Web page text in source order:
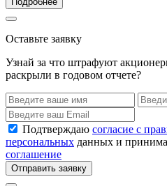
Оставьте заявку
Узнай за что штрафуют
раскрыли в годовом отчете?
Подтверждаю согласие с
персональных данных и
соглашение
Отправить заявку